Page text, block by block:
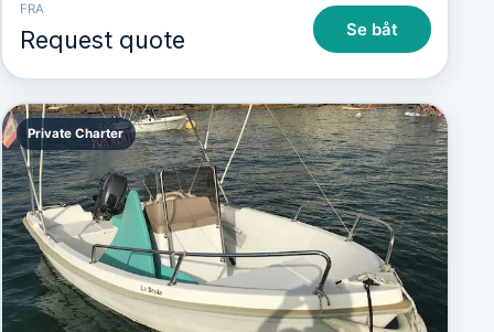
FRA
Request quote Se båt
Private Charter